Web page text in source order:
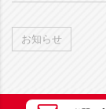
お知らせ